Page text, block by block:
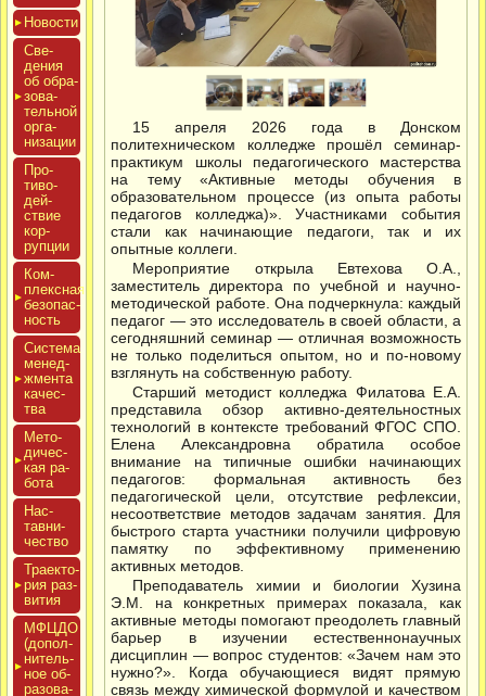
Новос­ти
Све­
дения
об об­ра­
зова­
тель­ной
ор­га­
низа­ции
Про­
тиво­
дей­
ствие
кор­
рупции
Ком­
плексная
бе­зопас­
ность
Сис­те­ма
ме­нед­
жмен­та
ка­чес­
тва
Мето­
дичес­
кая ра­
бота
Нас­
тавни­
чес­тво
Тра­ек­то­
рия раз­
ви­тия
МФЦДО
(до­пол­
ни­тель­
ное об­
ра­зова­
15 апреля 2026 года в Донском
политехническом колледже прошёл семинар-
практикум школы педагогического мастерства
на тему «Активные методы обучения в
образовательном процессе (из опыта работы
педагогов колледжа)». Участниками события
стали как начинающие педагоги, так и их
опытные коллеги.
Мероприятие открыла Евтехова О.А.,
заместитель директора по учебной и научно-
методической работе. Она подчеркнула: каждый
педагог — это исследователь в своей области, а
сегодняшний семинар — отличная возможность
не только поделиться опытом, но и по-новому
взглянуть на собственную работу.
Старший методист колледжа Филатова Е.А.
представила обзор активно-деятельностных
технологий в контексте требований ФГОС СПО.
Елена Александровна обратила особое
внимание на типичные ошибки начинающих
педагогов: формальная активность без
педагогической цели, отсутствие рефлексии,
несоответствие методов задачам занятия. Для
быстрого старта участники получили цифровую
памятку по эффективному применению
активных методов.
Преподаватель химии и биологии Хузина
Э.М. на конкретных примерах показала, как
активные методы помогают преодолеть главный
барьер в изучении естественнонаучных
дисциплин — вопрос студентов: «Зачем нам это
нужно?». Когда обучающиеся видят прямую
связь между химической формулой и качеством